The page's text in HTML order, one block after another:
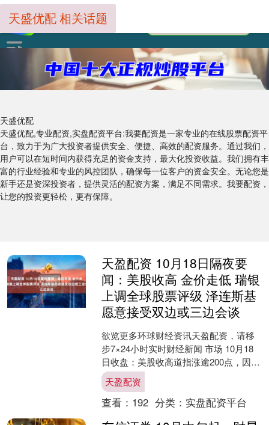
天盛优配
天盛优配,专业配资,实盘配资平台:我要配资是一家专业的在线股票配资平
台，致力于为广大投资者提供安全、便捷、高效的配资服务。通过我们，
用户可以在短时间内获得充足的资金支持，最大化投资收益。我们拥有丰
富的行业经验和专业的风控团队，确保每一位客户的资金安全。无论您是
新手还是资深投资者，提供灵活的配资方案，满足不同需求。我要配资，
让您的投资更轻松，更有保障。
天盛优配 相关话题
天盈配资 10月18日隔夜要
闻：美股收高 金价走低 瑞银
上调全球股票评级 泽连斯基
愿意接受双边或三边会谈
欲览更多环球财经资讯天盈配资，请移
步7×24小时实时财经新闻 市场 10月18
日收盘：美股收高道指涨逾200点，因银
行信贷担忧与贸易紧张局势有望缓解 10
月18....
天盈配资
查看： 192 分类： 实盘配资平台